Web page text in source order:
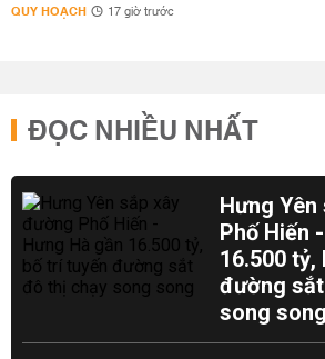
QUY HOẠCH 17 giờ trước
ĐỌC NHIỀU NHẤT
Hưng
Phố Hiến
16.500 tỷ,
đường
song song